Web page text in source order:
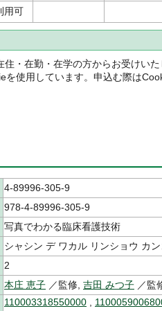
用可
住・在勤・在学の方からお受けいた
使用しています。申込む際は
4-89996-305-9
978-4-89996-305-9
写真でわかる臨床看護技術
シャシン デ ワカル リンショウ カ
2
本庄 恵子 ／監修, 吉田 みつ子 ／監
110003318550000